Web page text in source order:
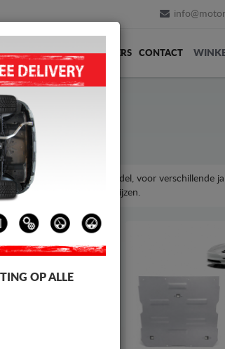
WEDERVERKOPERS CONTACT
Tesla Model 3-model, voor verschillende
tegen betaalbare prijzen.
OP ALLE